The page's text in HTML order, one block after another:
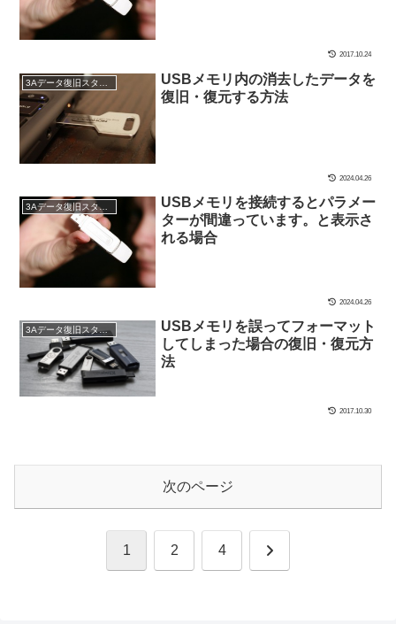
2017.10.24
USBメモリ内の消去したデータを
復旧・復元する方法
2024.04.26
3Aデータ復旧スタッフブログ
USBメモリを接続するとパラメー
ターが間違っています。と表示さ
れる場合
2024.04.26
3Aデータ復旧スタッフブログ
USBメモリを誤ってフォーマット
してしまった場合の復旧・復元方
法
2017.10.30
次のページ
1 2 4 次